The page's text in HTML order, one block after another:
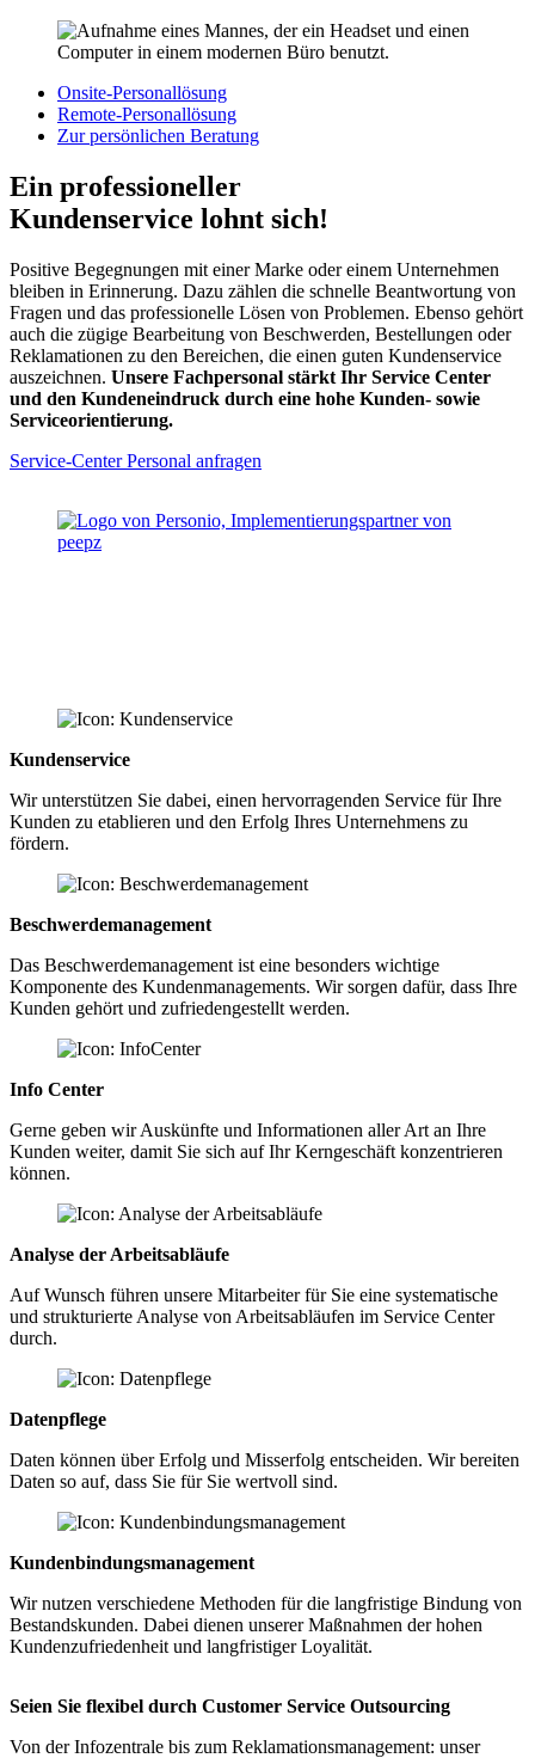
Onsite-Personallösung
Remote-Personallösung
Zur persönlichen Beratung
Ein professioneller
Kundenservice lohnt sich!
Positive Begegnungen mit einer Marke oder einem Unternehmen
bleiben in Erinnerung. Dazu zählen die schnelle Beantwortung von
Fragen und das professionelle Lösen von Problemen. Ebenso gehört
auch die zügige Bearbeitung von Beschwerden, Bestellungen oder
Reklamationen zu den Bereichen, die einen guten Kundenservice
auszeichnen. Unsere Fachpersonal stärkt Ihr Service Center
und den Kundeneindruck durch eine hohe Kunden- sowie
Serviceorientierung.
Service-Center Personal anfragen
Kundenservice
Wir unterstützen Sie dabei, einen hervorragenden Service für Ihre
Kunden zu etablieren und den Erfolg Ihres Unternehmens zu
fördern.
Beschwerdemanagement
Das Beschwerdemanagement ist eine besonders wichtige
Komponente des Kundenmanagements. Wir sorgen dafür, dass Ihre
Kunden gehört und zufriedengestellt werden.
Info Center
Gerne geben wir Auskünfte und Informationen aller Art an Ihre
Kunden weiter, damit Sie sich auf Ihr Kerngeschäft konzentrieren
können.
Analyse der Arbeitsabläufe
Auf Wunsch führen unsere Mitarbeiter für Sie eine systematische
und strukturierte Analyse von Arbeitsabläufen im Service Center
durch.
Datenpflege
Daten können über Erfolg und Misserfolg entscheiden. Wir bereiten
Daten so auf, dass Sie für Sie wertvoll sind.
Kundenbindungsmanagement
Wir nutzen verschiedene Methoden für die langfristige Bindung von
Bestandskunden. Dabei dienen unserer Maßnahmen der hohen
Kundenzufriedenheit und langfristiger Loyalität.
Seien Sie flexibel durch Customer Service Outsourcing
Von der Infozentrale bis zum Reklamationsmanagement: unser